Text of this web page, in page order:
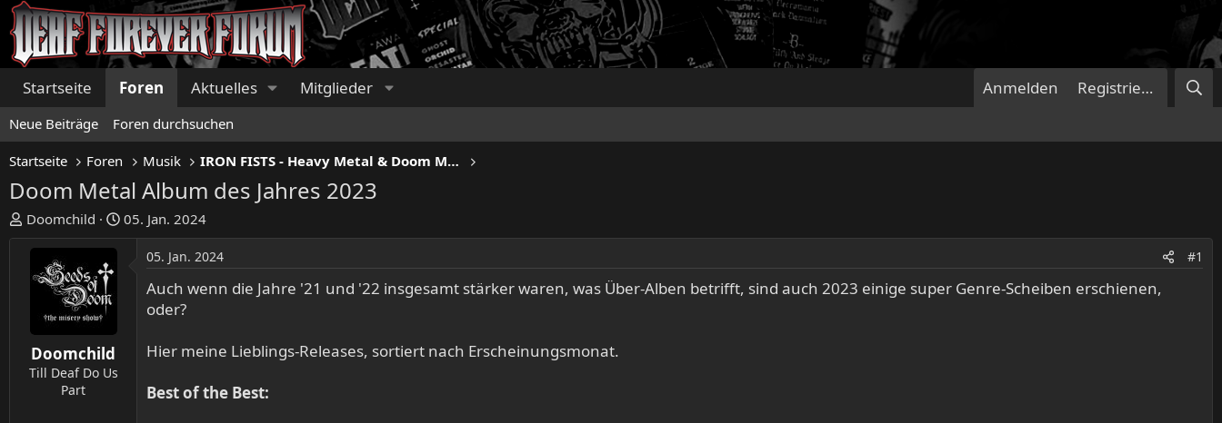
Startseite Foren Aktuelles Mitglieder Anmelden Registrieren
Neue Beiträge Foren durchsuchen
Startseite Foren Musik IRON FISTS - Heavy Metal & Doom Metal
Doom Metal Album des Jahres 2023
E
r
s
e
r
Doomchild
E
r
05. Jan. 2024
Doomchild
Till Deaf Do Us
Part
05. Jan. 2024 #1
Auch wenn die Jahre '21 und '22 insgesamt stärker waren, was Über-Alben betrifft, sind auch 2023 einige super Genre-Scheiben erschienen,
oder?
Hier meine Lieblings-Releases, sortiert nach Erscheinungsmonat.
Best of the Best: